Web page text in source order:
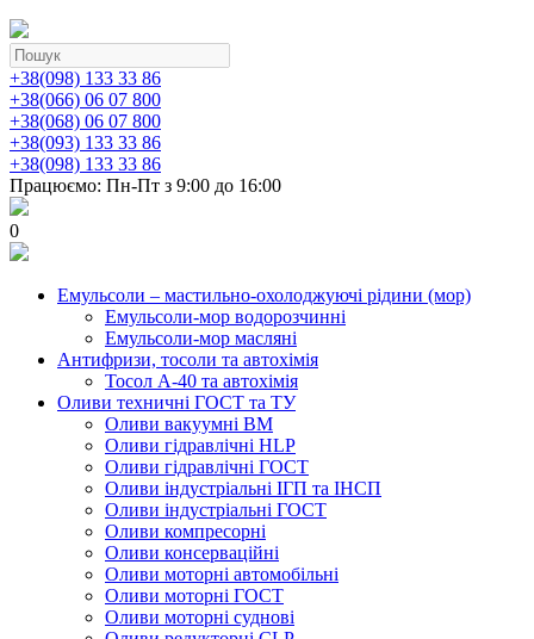
+38(098) 133 33 86
+38(066) 06 07 800
+38(068) 06 07 800
+38(093) 133 33 86
+38(098) 133 33 86
Працюємо: Пн-Пт з 9:00 до 16:00
0
Емульсоли – мастильно-охолоджуючі рідини (мор)
Емульсоли-мор водорозчинні
Емульсоли-мор масляні
Антифризи, тосоли та автохімія
Тосол А-40 та автохімія
Оливи техничні ГОСТ та ТУ
Оливи вакуумні ВМ
Оливи гідравлічні HLP
Оливи гідравлічні ГОСТ
Оливи індустріальні ІГП та ІНСП
Оливи індустріальні ГОСТ
Оливи компресорні
Оливи консерваційні
Оливи моторні автомобільні
Оливи моторні ГОСТ
Оливи моторні суднові